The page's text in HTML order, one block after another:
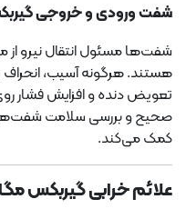
شفت ورودی و خروجی
شفت‌ها مسئول انتقال نیرو از
هستند. هرگونه آسیب،
تعویض دنده و افزایش فشار
صحیح و بررسی سلامت
کمک می‌کند.
علائم خرابی گیربکس